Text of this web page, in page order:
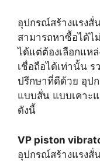
อุปกรณ์สร้างแรง
สามารถหาซื้อได้ไ
ได้แต่ต้องเลือกแห
เชื่อถือได้เท่านั้น
ปรึกษาที่ดีด้วย อุป
แบบสั่น แบบเคาะ
ดังนี้
VP piston
อุปกรณ์สร้างแรงสั่